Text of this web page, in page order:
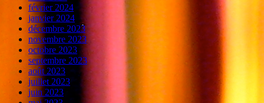
février 2024
janvier 2024
décembre 2023
novembre 2023
octobre 2023
septembre 2023
août 2023
juillet 2023
juin 2023